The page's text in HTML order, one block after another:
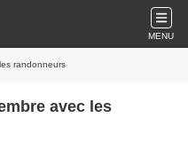
MENU
randonneurs
avec les